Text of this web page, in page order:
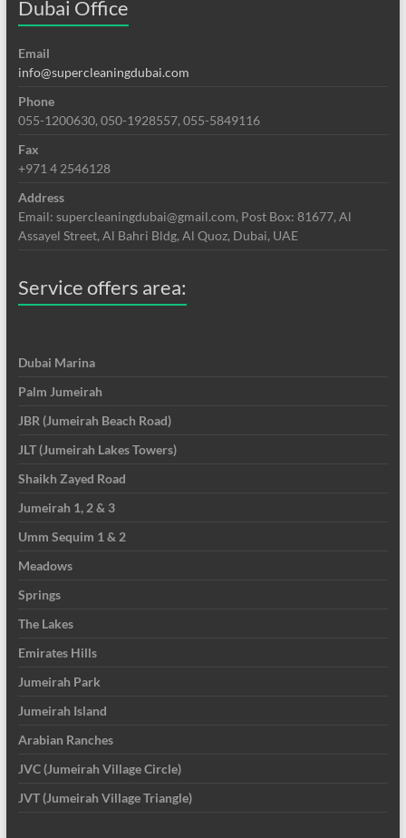
Dubai Office
Email
info@supercleaningdubai.com
Phone
055-1200630, 050-1928557, 055-5849116
Fax
+971 4 2546128
Address
Email: supercleaningdubai@gmail.com, Post Box: 81677, Al
Assayel Street, Al Bahri Bldg, Al Quoz, Dubai, UAE
Service offers area:
Dubai Marina
Palm Jumeirah
JBR (Jumeirah Beach Road)
JLT (Jumeirah Lakes Towers)
Shaikh Zayed Road
Jumeirah 1, 2 & 3
Umm Sequim 1 & 2
Meadows
Springs
The Lakes
Emirates Hills
Jumeirah Park
Jumeirah Island
Arabian Ranches
JVC (Jumeirah Village Circle)
JVT (Jumeirah Village Triangle)